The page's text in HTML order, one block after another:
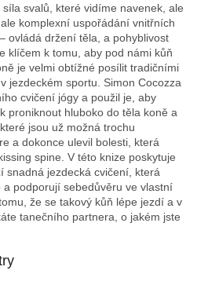
svalů, které vidíme navenek, ale
komplexní uspořádání vnitřních
ovládá držení těla, a pohyblivost
klíčem k tomu, aby pod námi kůň
je velmi obtížné posílit tradičními
jezdeckém sportu. Simon Cocozza
cvičení jógy a použil je, aby
proniknout hluboko do těla koně a
jsou už možná trochu
a dokonce ulevil bolesti, která
spine. V této knize poskytuje
snadná jezdecká cvičení, která
podporují sebedůvěru ve vlastní
že se takový kůň lépe jezdí a v
tanečního partnera, o jakém jste